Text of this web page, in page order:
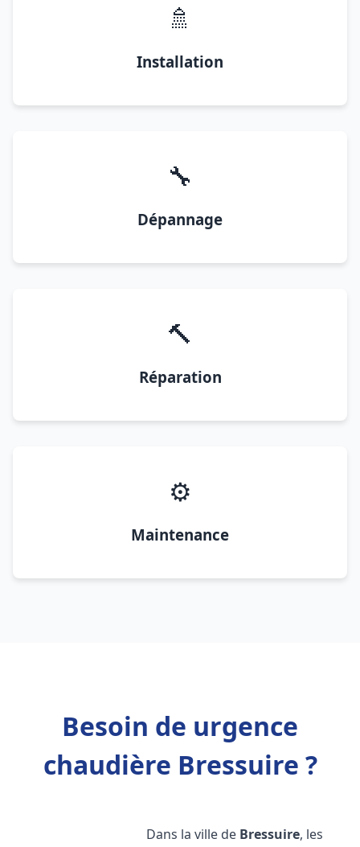
🚿
Installation
🔧
Dépannage
🔨
Réparation
⚙️
Maintenance
Besoin de urgence
chaudière Bressuire ?
Dans la ville de Bressuire, les